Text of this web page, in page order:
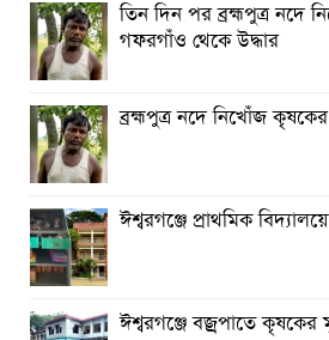
রাঙ্গুনিয়ায় জুলাই গণঅভ্যুত্থান দিবস
পার্বতীপুরে জুলাই গণঅভ্যুত্থান দিবস পালন
আত্রাইয়ে যথাযোগ্য মর্যাদায় ‘জুলাই
তিন দিন পর ব্রহ্মপুত্র নদে
গফরগাঁও থেকে উদ্ধার
ব্রহ্মপুত্র নদে নিখোঁজ কৃষকের
ঈশ্বরগঞ্জে প্রাথমিক বিদ্যালয়ে
ঈশ্বরগঞ্জে বজ্রপাতে